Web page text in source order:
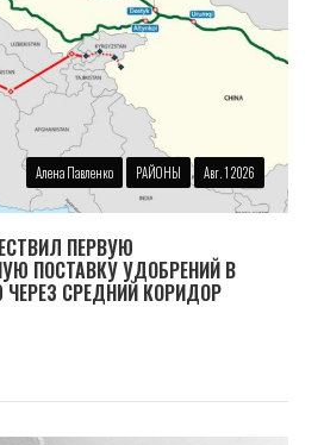
Алена Павленко РАЙОНЫ Авг. 1 2026
ПЕРВУЮ
ПОСТАВКУ УДОБРЕНИЙ В
СРЕДНИЙ КОРИДОР